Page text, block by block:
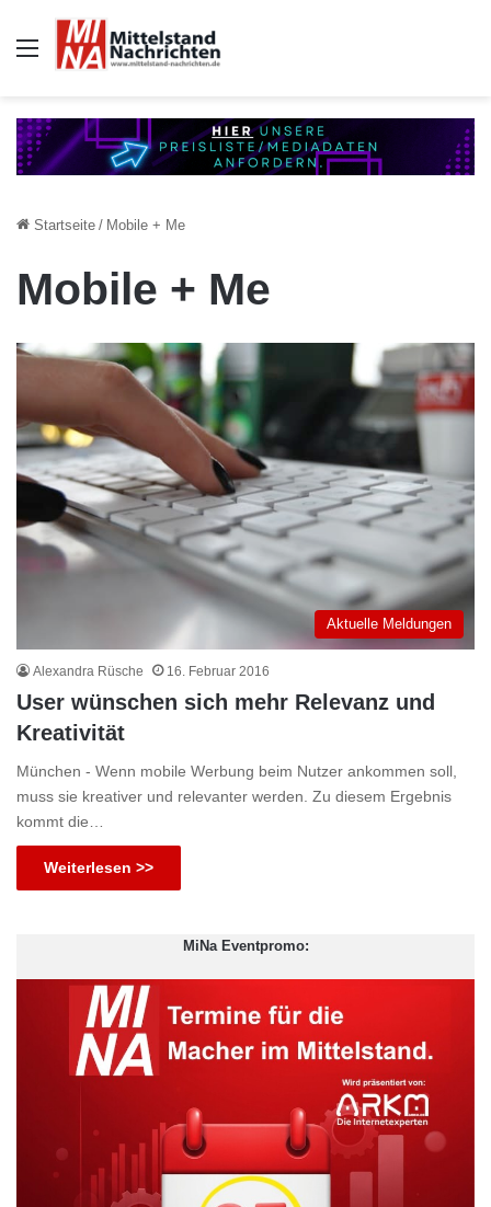
Auswahl
Startseite / Mobile + Me
Mobile + Me
Aktuelle Meldungen
Alexandra Rüsche 16. Februar 2016
User wünschen sich mehr Relevanz und
Kreativität
München - Wenn mobile Werbung beim Nutzer ankommen soll,
muss sie kreativer und relevanter werden. Zu diesem Ergebnis
kommt die…
Weiterlesen >>
MiNa Eventpromo: